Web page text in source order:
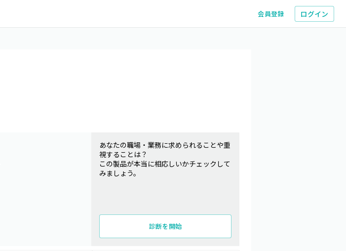
会員登録 ログイン
あなたの職場・業務に求められることや重
視することは？
この製品が本当に相応しいかチェックして
みましょう。
診断を開始